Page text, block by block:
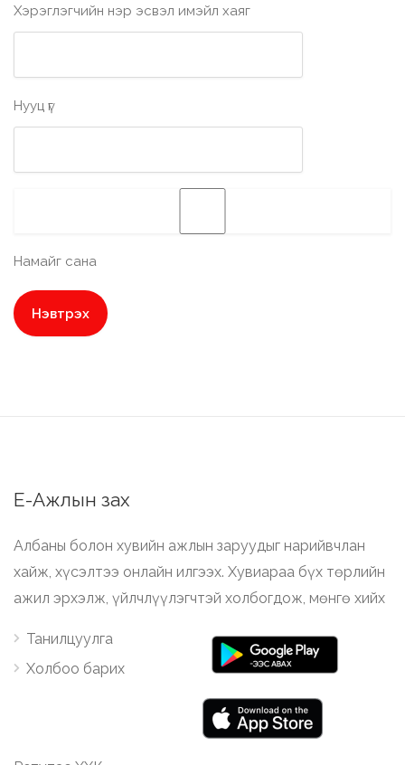
Хэрэглэгчийн нэр эсвэл имэйл хаяг
Нууц үг
Намайг сана
Е-Ажлын зах
Албаны болон хувийн ажлын заруудыг нарийвчлан
хайж, хүсэлтээ онлайн илгээх. Хувиараа бүх төрлийн
ажил эрхэлж, үйлчлүүлэгчтэй холбогдож, мөнгө хийх
Танилцуулга
Холбоо барих